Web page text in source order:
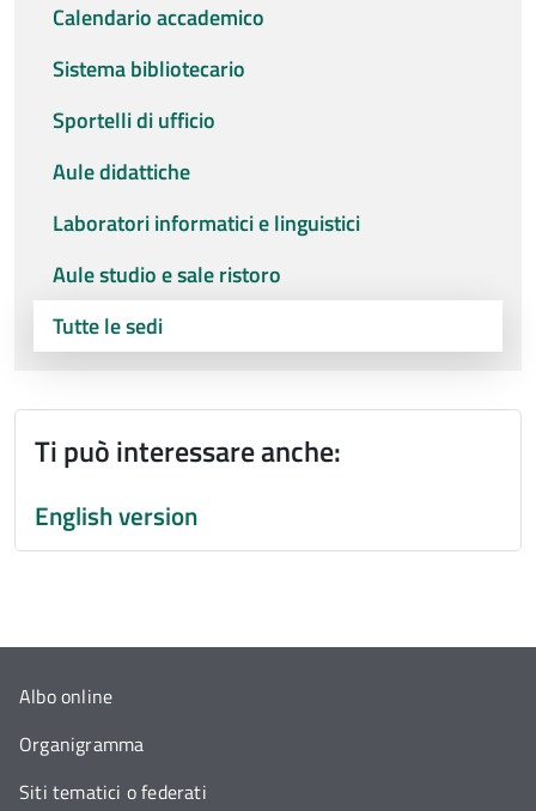
Calendario accademico
Sistema bibliotecario
Sportelli di ufficio
Aule didattiche
Laboratori informatici e linguistici
Aule studio e sale ristoro
Tutte le sedi
Ti può interessare anche:
English version
Albo online
Organigramma
Siti tematici o federati